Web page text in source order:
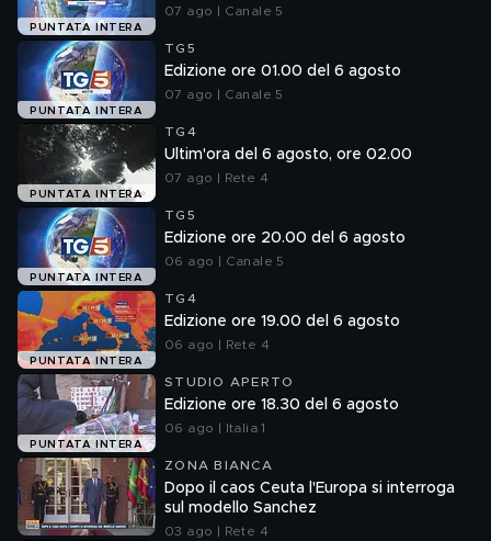
PUNTATA INTERA
07 ago | Canale 5
PUNTATA INTERA
TG5
Edizione ore 01.00 del 6 agosto
07 ago | Canale 5
PUNTATA INTERA
TG4
Ultim'ora del 6 agosto, ore 02.00
07 ago | Rete 4
PUNTATA INTERA
TG5
Edizione ore 20.00 del 6 agosto
06 ago | Canale 5
PUNTATA INTERA
TG4
Edizione ore 19.00 del 6 agosto
06 ago | Rete 4
PUNTATA INTERA
STUDIO APERTO
Edizione ore 18.30 del 6 agosto
06 ago | Italia 1
ZONA BIANCA
Dopo il caos Ceuta l'Europa si interroga
sul modello Sanchez
03 ago | Rete 4